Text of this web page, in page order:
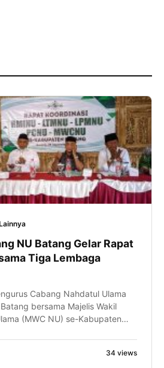
NU Batang Gelar Rapat
Tiga Lembaga
Cabang Nahdatul Ulama
bersama Majelis Wakil
(MWC NU) se-Kabupaten
Ahad (26/9/2021). Tiga
34 views